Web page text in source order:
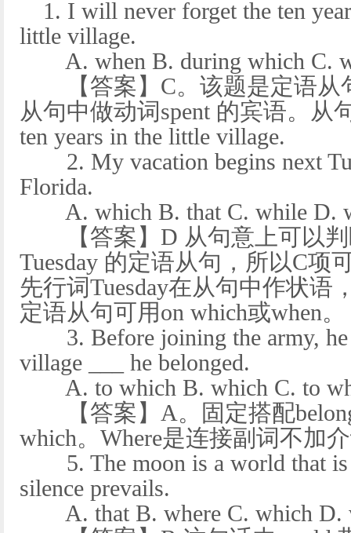
1. I will never forget the ten
little village.
A. when B. during which C.
【答案】C。该题是定语从
从句中做动词spent 的宾语。从
ten years in the little village.
2. My vacation begins next
Florida.
A. which B. that C. while D.
【答案】D 从句意上可以判
Tuesday 的定语从句，所以C项
先行词Tuesday在从句中作状语
定语从句可用on which或when。
3. Before joining the army, he
village ___ he belonged.
A. to which B. which C. to
【答案】A。固定搭配
which。Where是连接副词不加
5. The moon is a world that is
silence prevails.
A. that B. where C. which D.